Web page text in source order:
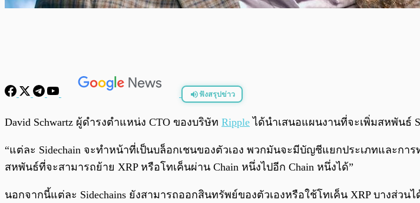
ฟังสรุปข่าว
พร้อมเล่น
David Schwartz ผู้ดำรงตำแหน่ง CTO ของบริษัท Ripple ได้นำเสนอแผนงานที่จะเพิ่มสหพันธ์
“แต่ละ Sidechain จะทำหน้าที่เป็นบล็อกเชนของตัวเอง พวกมันจะมีบัญชีแยกประเภทและกา
สหพันธ์ที่จะสามารถย้าย XRP หรือโทเค็นผ่าน Chain หนึ่งไปอีก Chain หนึ่งได้”
นอกจากนี้แต่ละ Sidechains ยังสามารถออกสินทรัพย์ของตัวเองหรือใช้โทเค็น XRP บางส่ว